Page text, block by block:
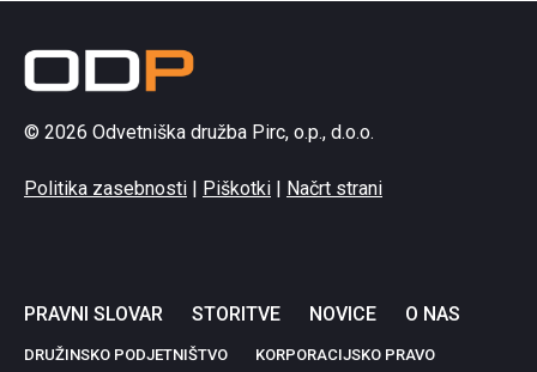
© 2026 Odvetniška družba Pirc, o.p., d.o.o.
Politika zasebnosti | Piškotki | Načrt strani
PRAVNI SLOVAR STORITVE NOVICE O NAS
DRUŽINSKO PODJETNIŠTVO
KORPORACIJSKO PRAVO